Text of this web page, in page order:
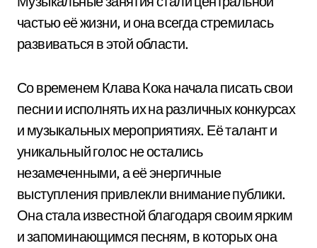
частью её жизни, и она всегда стремилась
развиваться в этой области.
Со временем Клава Кока начала писать свои
песни и исполнять их на различных конкурсах
и музыкальных мероприятиях. Её талант и
уникальный голос не остались
незамеченными, а её энергичные
выступления привлекли внимание публики.
Она стала известной благодаря своим ярким
и запоминающимся песням, в которых она